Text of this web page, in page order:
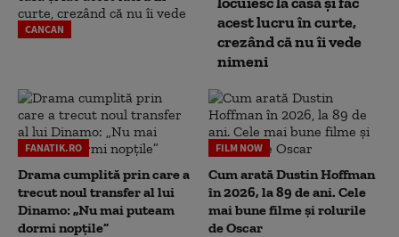
CANCAN
acest lucru în curte,
crezând că nu îi vede
nimeni
FANATIK.RO
Drama cumplită prin care a
trecut noul transfer al lui
Dinamo: „Nu mai puteam
dormi nopțile”
FILM NOW
Cum arată Dustin Hoffman
în 2026, la 89 de ani. Cele
mai bune filme și rolurile
de Oscar